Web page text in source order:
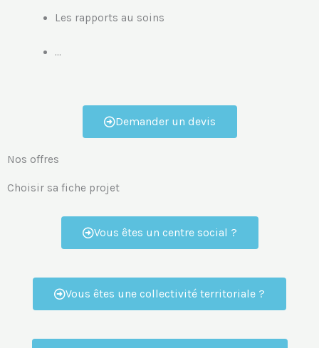
Les rapports au soins
…
Demander un devis
Nos offres
Choisir sa fiche projet
Vous êtes un centre social ?
Vous êtes une collectivité territoriale ?